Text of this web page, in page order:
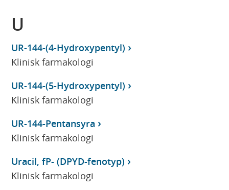
U
UR-144-(4-Hydroxypentyl)
Klinisk farmakologi
UR-144-(5-Hydroxypentyl)
Klinisk farmakologi
UR-144-Pentansyra
Klinisk farmakologi
Uracil, fP- (DPYD-fenotyp)
Klinisk farmakologi